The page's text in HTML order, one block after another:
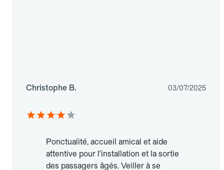
Christophe B. 03/07/2025
Ponctualité, accueil amical et aide
attentive pour l'installation et la sortie
des passagers âgés. Veiller à se